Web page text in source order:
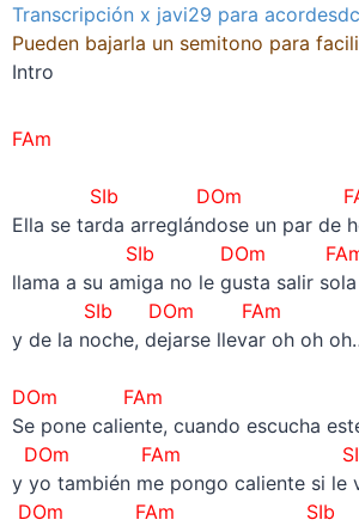
Transcripción x javi29 para
Pueden bajarla un semitono para
Intro
FAm
SIb
DOm
Ella se tarda arreglándose un par de
SIb DOm
llama a su amiga no le gusta salir sola
SIb DOm FAm
y de la noche, dejarse llevar oh oh
DOm
FAm
Se pone caliente, cuando escucha
DOm FAm
y yo también me pongo caliente si le
DOm FAm SIb